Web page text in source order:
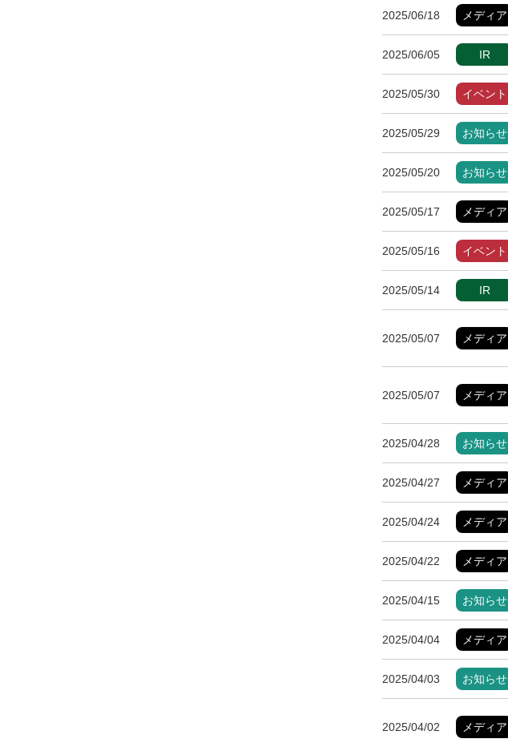
2025/06/18 メディア
2025/06/05 IR
2025/05/30 イベント
2025/05/29 お知らせ
2025/05/20 お知らせ
2025/05/17 メディア
2025/05/16 イベント
2025/05/14 IR
2025/05/07 メディア
2025/05/07 メディア
2025/04/28 お知らせ
2025/04/27 メディア
2025/04/24 メディア
2025/04/22 メディア
2025/04/15 お知らせ
2025/04/04 メディア
2025/04/03 お知らせ
2025/04/02 メディア